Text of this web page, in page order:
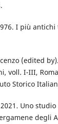
I più
(edited
voll. I-III,
Storico
Uno
degli